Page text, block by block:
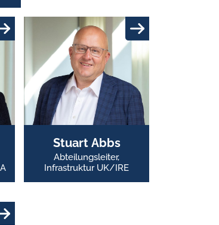
Stuart Abbs
Abteilungsleiter,
Infrastruktur UK/IRE